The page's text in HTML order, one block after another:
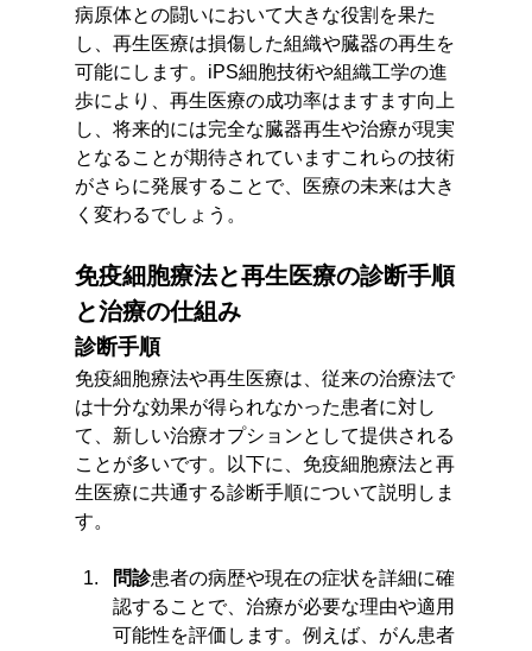
病原体との闘いにおいて大きな役割を果た
し、再生医療は損傷した組織や臓器の再生を
可能にします。iPS細胞技術や組織工学の進
歩により、再生医療の成功率はますます向上
し、将来的には完全な臓器再生や治療が現実
となることが期待されていますこれらの技術
がさらに発展することで、医療の未来は大き
く変わるでしょう。
免疫細胞療法と再生医療の診断手順
と治療の仕組み
診断手順
免疫細胞療法や再生医療は、従来の治療法で
は十分な効果が得られなかった患者に対し
て、新しい治療オプションとして提供される
ことが多いです。以下に、免疫細胞療法と再
生医療に共通する診断手順について説明しま
す。
問診患者の病歴や現在の症状を詳細に確
認することで、治療が必要な理由や適用
可能性を評価します。例えば、がん患者